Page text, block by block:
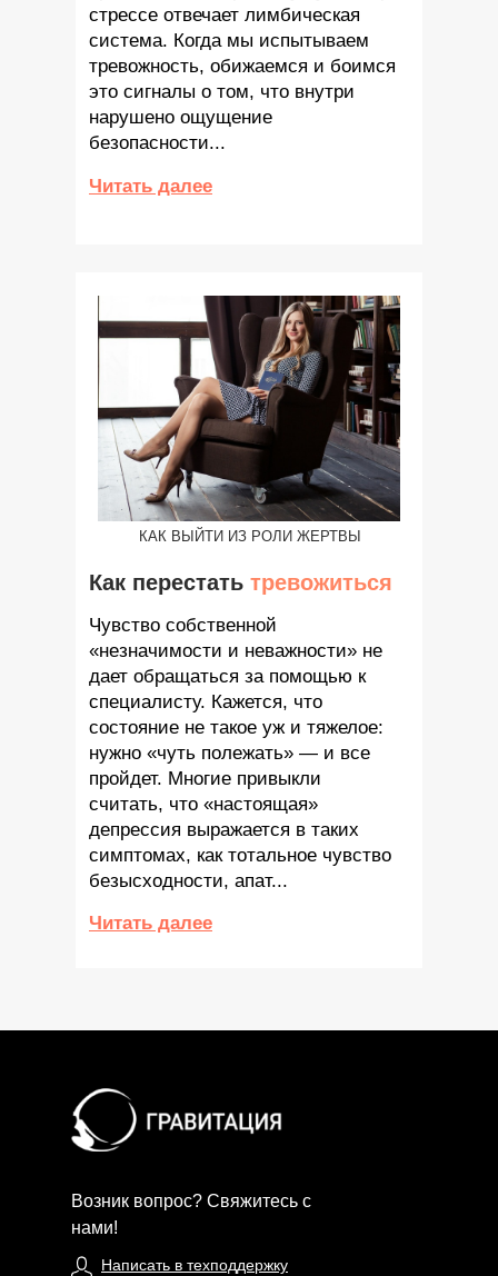
стрессе отвечает лимбическая
система. Когда мы испытываем
тревожность, обижаемся и боимся
это сигналы о том, что внутри
нарушено ощущение
безопасности...
Читать далее
Как перестать тревожиться
Чувство собственной
«незначимости и неважности» не
дает обращаться за помощью к
специалисту. Кажется, что
состояние не такое уж и тяжелое:
нужно «чуть полежать» — и все
пройдет. Многие привыкли
считать, что «настоящая»
депрессия выражается в таких
симптомах, как тотальное чувство
безысходности, апат...
КАК ВЫЙТИ ИЗ РОЛИ ЖЕРТВЫ
Читать далее
Возник вопрос? Свяжитесь с
нами!
Написать в техподдержку